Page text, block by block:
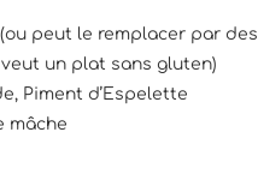
(ou peut le remplacer par des
un plat sans gluten)
Piment d’Espelette
mâche